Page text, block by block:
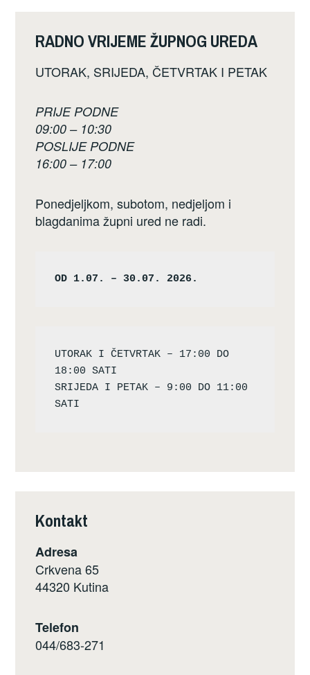
RADNO VRIJEME ŽUPNOG UREDA
UTORAK, SRIJEDA, ČETVRTAK I PETAK
PRIJE PODNE
09:00 – 10:30
POSLIJE PODNE
16:00 – 17:00
Ponedjeljkom, subotom, nedjeljom i
blagdanima župni ured ne radi.
OD 1.07. – 30.07. 2026.
UTORAK I ČETVRTAK – 17:00 DO
18:00 SATI
SRIJEDA I PETAK – 9:00 DO 11:00
Kontakt
Adresa
Crkvena 65
44320 Kutina
Telefon
044/683-271